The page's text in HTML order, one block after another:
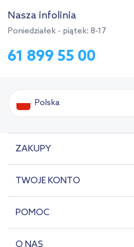
Nasza infolinia
Poniedziałek - piątek: 8-17
61 899 55 00
Polska
ZAKUPY
TWOJE KONTO
POMOC
O NAS